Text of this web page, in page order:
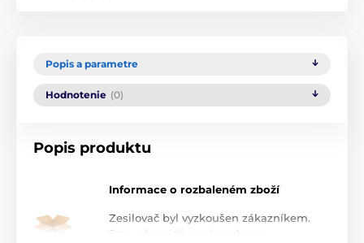
Popis a parametre
Hodnotenie (0)
Popis produktu
Informace o rozbaleném zboží
Zesilovač byl vyzkoušen zákazníkem.
Stav odpovídá novému kusu.